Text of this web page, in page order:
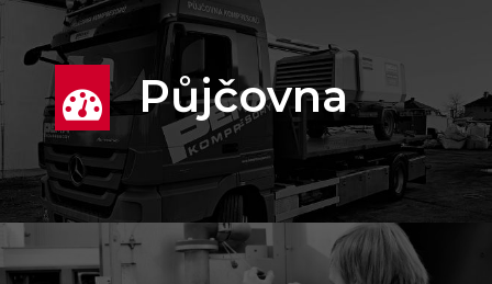
Půjčovna